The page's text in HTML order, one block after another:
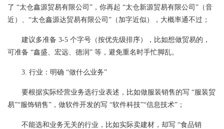
了 “太仓鑫源贸易有限公司”，你再起 “太仓新源贸易有限公司”（音
近）、“太仓鑫源达贸易有限公司”（加字近似），大概率通不过；
建议多准备 3-5 个字号（按优先级排序），比如想做贸易的，
可准备 “鑫盛、宏远、德润” 等，避免重名时手忙脚乱。
3. 行业：明确 “做什么业务”
要根据实际经营业务选行业表述，比如做服装销售的写 “服装贸
易”“服饰销售”，做软件开发的写 “软件科技”“信息技术”；
不能选和业务无关的行业，比如实际卖建材，却写 “食品销